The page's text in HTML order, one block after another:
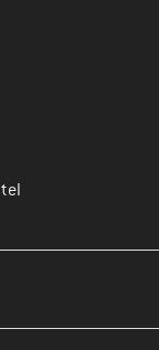
im nächsten